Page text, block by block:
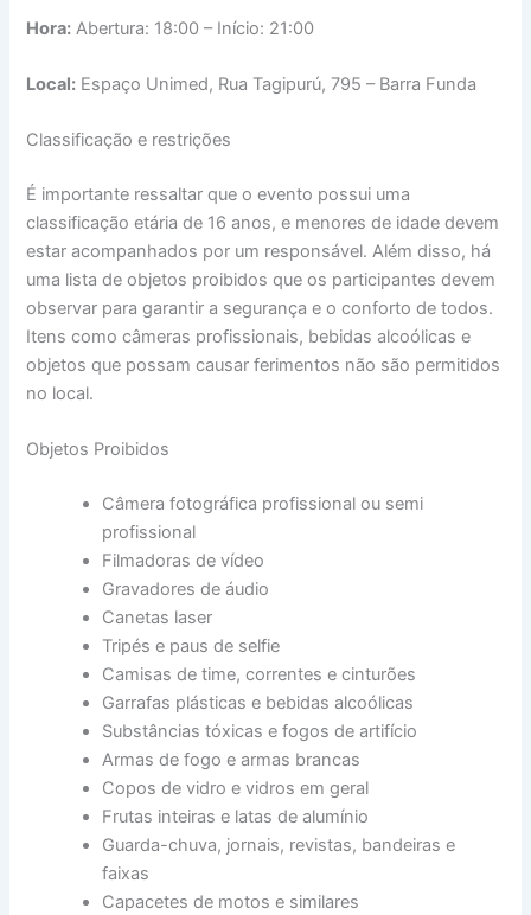
Hora: Abertura: 18:00 – Início: 21:00
Local: Espaço Unimed, Rua Tagipurú, 795 – Barra Funda
Classificação e restrições
É importante ressaltar que o evento possui uma
classificação etária de 16 anos, e menores de idade devem
estar acompanhados por um responsável. Além disso, há
uma lista de objetos proibidos que os participantes devem
observar para garantir a segurança e o conforto de todos.
Itens como câmeras profissionais, bebidas alcoólicas e
objetos que possam causar ferimentos não são permitidos
no local.
Objetos Proibidos
Câmera fotográfica profissional ou semi
profissional
Filmadoras de vídeo
Gravadores de áudio
Canetas laser
Tripés e paus de selfie
Camisas de time, correntes e cinturões
Garrafas plásticas e bebidas alcoólicas
Substâncias tóxicas e fogos de artifício
Armas de fogo e armas brancas
Copos de vidro e vidros em geral
Frutas inteiras e latas de alumínio
Guarda-chuva, jornais, revistas, bandeiras e
faixas
Capacetes de motos e similares